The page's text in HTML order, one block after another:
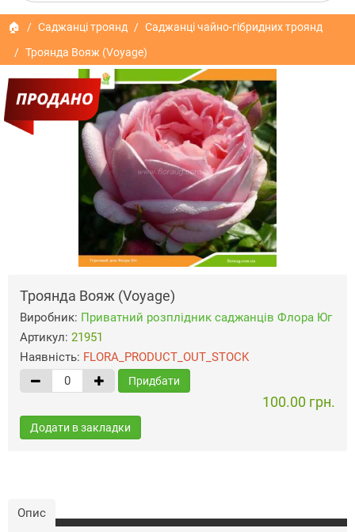
🏠 Саджанці троянд
Саджанці чайно-гібридних троянд
Троянда Вояж (Voyage)
Троянда Вояж (Voyage)
Виробник: Приватний розплідник саджанців Флора Юг
Артикул: 21951
Наявність: FLORA_PRODUCT_OUT_STOCK
Придбати
100.00 грн.
Додати в закладки
Опис